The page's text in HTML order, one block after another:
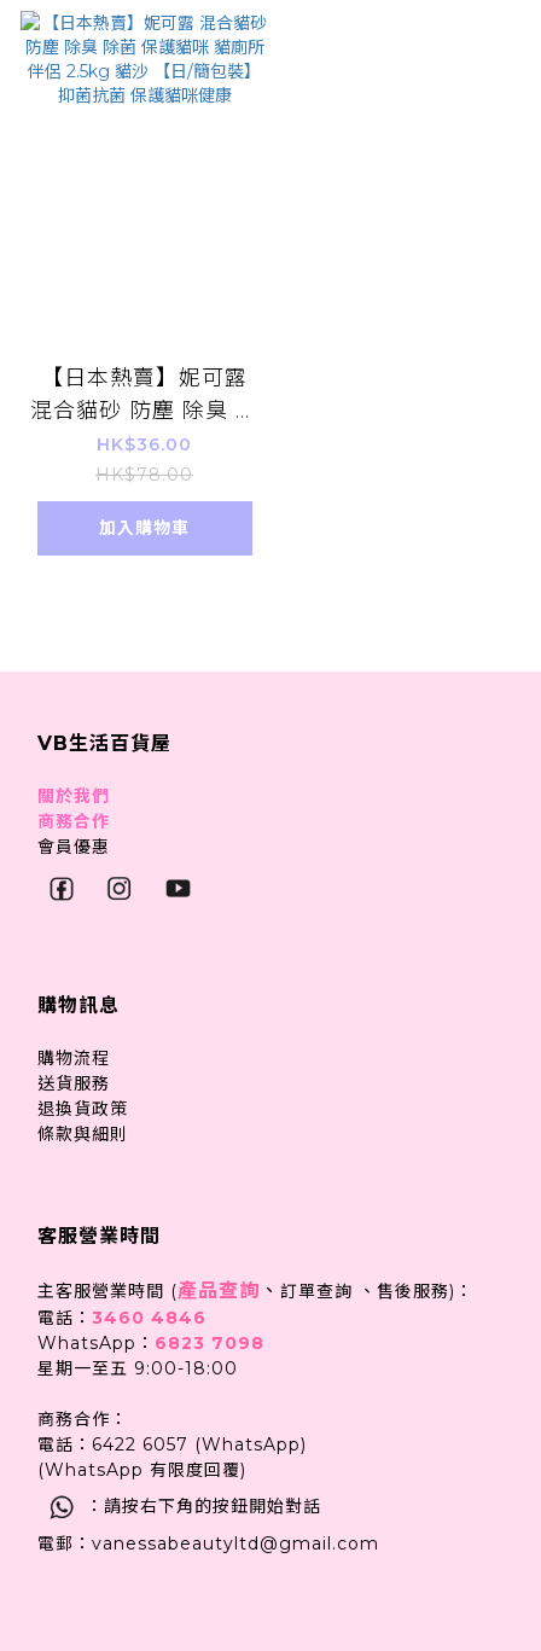
【日本熱賣】妮可露
混合貓砂 防塵 除臭 除
菌 保護貓咪 貓廁所伴
簡包裝】抑菌抗菌 保
護貓咪健康
HK$36.00
HK$78.00
加入購物車
VB生活百貨屋
關於我們
商務合作
會員優惠
購物訊息
購物流程
送貨服務
退換貨政策
條款與細則
客服營業時間
主客服營業時間 (產品查詢 、 訂單查詢 、售後服務)：
電話： 3460 4846
WhatsApp： 6823 7098
星期一至五 9:00-18:00
商務合作：
電話：6422 6057 (WhatsApp)
(WhatsApp 有限度回覆)
：請按右下角的按鈕開始對話
電郵：vanessabeautyltd@gmail.com